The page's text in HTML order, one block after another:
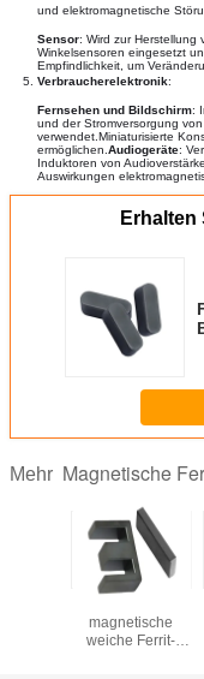
und elektromagnetische
Sensor: Wird zur Herstellung
Winkelsensoren eingesetzt
Empfindlichkeit, um
Verbraucherelektronik:
Fernsehen und Bildschirm:
und der Stromversorgung
verwendet.Miniaturisierte
ermöglichen.Audiogeräte:
Induktoren von
Auswirkungen
Erhalten
Mehr Magnetische
magnetische
weiche Ferrit-